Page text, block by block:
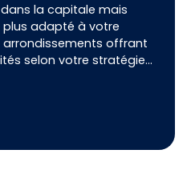
la capitale mais
plus adapté à votre
arrondissements offrant
selon votre stratégie
vous aideront à réaliser
et à choisir le secteur
d'IMMO